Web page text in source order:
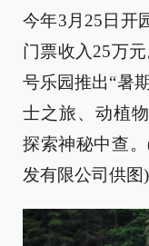
今年3月25日开
门票收入25万
号乐园推出“暑
士之旅、动植
探索神秘中查
发有限公司供图)